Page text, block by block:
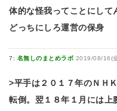
体的な怪我ってことにして
どっちにしろ運営の保身
7: 名無しのまとめラボ 2019/08/16(
>平手は２０１７年のＮＨ
転倒。翌１８年１月には上